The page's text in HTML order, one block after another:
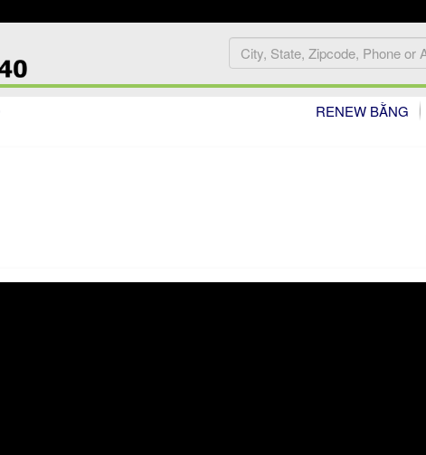
RENEW BẰNG